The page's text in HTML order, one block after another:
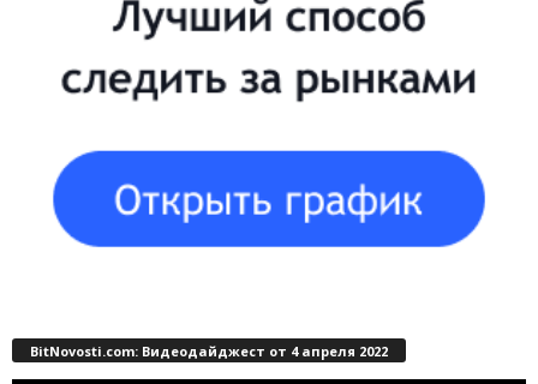
BitNovosti.com: Видеодайджест от 4 апреля 2022